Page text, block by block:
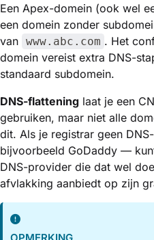
Een Apex-domein (ook wel
een domein zonder
van www.abc.com . Het
domein vereist extra DNS-
standaard subdomein.
DNS-flattening laat je een
gebruiken, maar niet alle
dit. Als je registrar geen
bijvoorbeeld GoDaddy —
DNS-provider die dat wel
afvlakking aanbiedt op zijn